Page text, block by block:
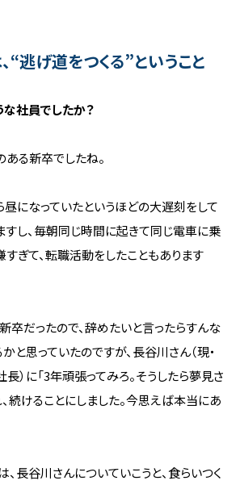
“逃げ道をつくる”ということ
社員でしたか？
る新卒でしたね。
昼になっていたというほどの大遅刻をして
すし、毎朝同じ時間に起きて同じ電車に乗
ぎて、転職活動をしたこともあります
卒だったので、辞めたいと言ったらすんな
と思っていたのですが、長谷川さん（現・
）に「3年頑張ってみろ。そうしたら夢見さ
続けることにしました。今思えば本当にあ
長谷川さんについていこうと、食らいつく